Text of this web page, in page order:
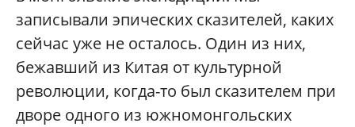
записывали эпических сказителей, каких
сейчас уже не осталось. Один из них,
бежавший из Китая от культурной
революции, когда-то был сказителем при
дворе одного из южномонгольских